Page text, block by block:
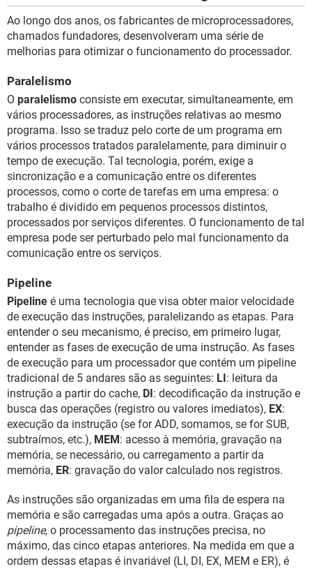
Ao longo dos anos, os fabricantes de microprocessadores,
chamados fundadores, desenvolveram uma série de
melhorias para otimizar o funcionamento do processador.
Paralelismo
O paralelismo consiste em executar, simultaneamente, em
vários processadores, as instruções relativas ao mesmo
programa. Isso se traduz pelo corte de um programa em
vários processos tratados paralelamente, para diminuir o
tempo de execução. Tal tecnologia, porém, exige a
sincronização e a comunicação entre os diferentes
processos, como o corte de tarefas em uma empresa: o
trabalho é dividido em pequenos processos distintos,
processados por serviços diferentes. O funcionamento de tal
empresa pode ser perturbado pelo mal funcionamento da
comunicação entre os serviços.
Pipeline
Pipeline é uma tecnologia que visa obter maior velocidade
de execução das instruções, paralelizando as etapas. Para
entender o seu mecanismo, é preciso, em primeiro lugar,
entender as fases de execução de uma instrução. As fases
de execução para um processador que contém um pipeline
tradicional de 5 andares são as seguintes: LI: leitura da
instrução a partir do cache, DI: decodificação da instrução e
busca das operações (registro ou valores imediatos), EX:
execução da instrução (se for ADD, somamos, se for SUB,
subtraímos, etc.), MEM: acesso à memória, gravação na
memória, se necessário, ou carregamento a partir da
memória, ER: gravação do valor calculado nos registros.
As instruções são organizadas em uma fila de espera na
memória e são carregadas uma após a outra. Graças ao
pipeline, o processamento das instruções precisa, no
máximo, das cinco etapas anteriores. Na medida em que a
ordem dessas etapas é invariável (LI, DI, EX, MEM e ER), é